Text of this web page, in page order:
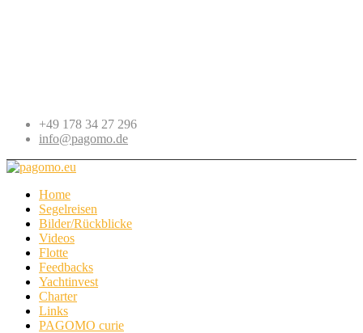
+49 178 34 27 296
info@pagomo.de
Home
Segelreisen
Bilder/Rückblicke
Videos
Flotte
Feedbacks
Yachtinvest
Charter
Links
PAGOMO curie